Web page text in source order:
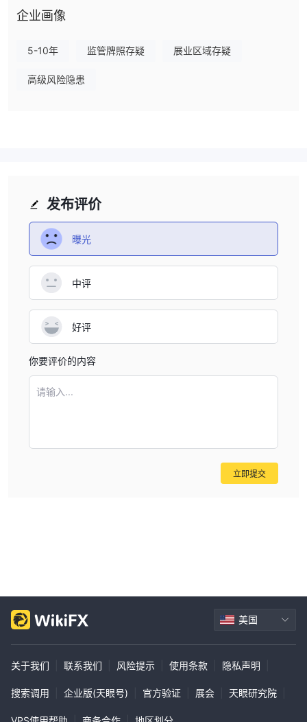
Alphapro Traders 提供外汇、金属、大宗商品、指数、能源、加密
货币交易。
Alphapro Traders 费用
Alphapro Traders 不收取佣金，点差固定为0.6点。
企业画像
5-10年 监管牌照存疑 展业区域存疑
高级风险隐患
发布评价
曝光
中评
好评
你要评价的内容
请输入...
立即提交
美国
关于我们 联系我们 风险提示 使用条款 隐私声明
搜索调用 企业版(天眼号) 官方验证 展会 天眼研究院